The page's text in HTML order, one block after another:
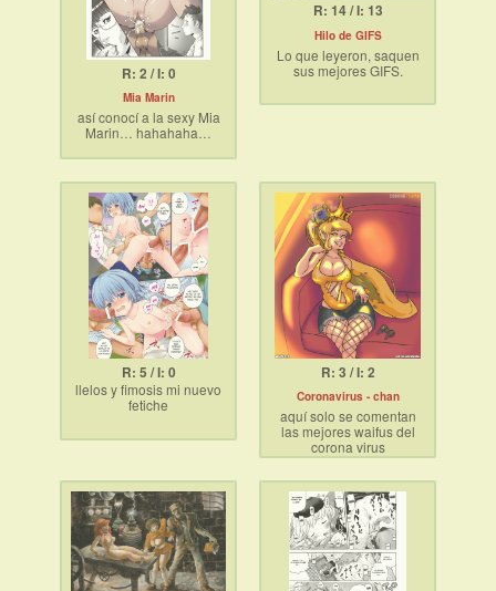
R: 2 / I: 0
Mia Marin
así conocí a la sexy Mia
Marin… hahahaha…
R: 14 / I: 13
Hilo de GIFS
Lo que leyeron, saquen
sus mejores GIFS.
R: 5 / I: 0
llelos y fimosis mi nuevo
fetiche
R: 3 / I: 2
Coronavirus - chan
aquí solo se comentan
las mejores waifus del
corona virus